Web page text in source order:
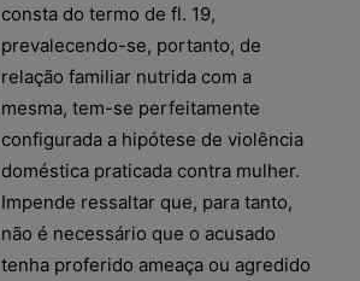
consta do termo de fl. 19,
prevalecendo-se, portanto, de
relação familiar nutrida com a
mesma, tem-se perfeitamente
configurada a hipótese de violência
doméstica praticada contra mulher.
Impende ressaltar que, para tanto,
não é necessário que o acusado
tenha proferido ameaça ou agredido